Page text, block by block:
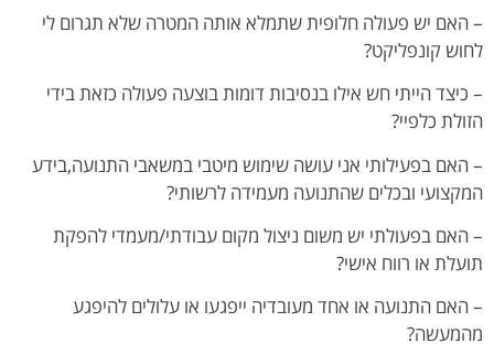
– האם יש פעולה חלופית שתמלא אותה המטרה שלא תגרום לי
לחוש קונפליקט?
– כיצד הייתי חש אילו בנסיבות דומות בוצעה פעולה כזאת בידי
הזולת כלפיי?
– האם בפעילותי אני עושה שימוש מיטבי במשאבי התנועה,בידע
המקצועי ובכלים שהתנועה מעמידה לרשותי?
– האם בפעולתי יש משום ניצול מקום עבודתי/מעמדי להפקת
תועלת או רווח אישי?
– האם התנועה או אחד מעובדיה ייפגעו או עלולים להיפגע
מהמעשה?